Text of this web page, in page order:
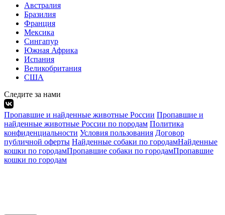
Австралия
Бразилия
Франция
Мексика
Сингапур
Южная Африка
Испания
Великобритания
США
Следите за нами
Пропавшие и найденные животные России Пропавшие и
найденные животные России по породам Политика
конфиденциальности Условия пользования Договор
публичной оферты Найденные собаки по городамНайденные
кошки по городамПропавшие собаки по городамПропавшие
кошки по городам